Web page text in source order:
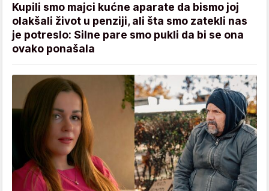
Kupili smo majci kućne aparate da bismo joj
olakšali život u penziji, ali šta smo zatekli nas
je potreslo: Silne pare smo pukli da bi se ona
ovako ponašala